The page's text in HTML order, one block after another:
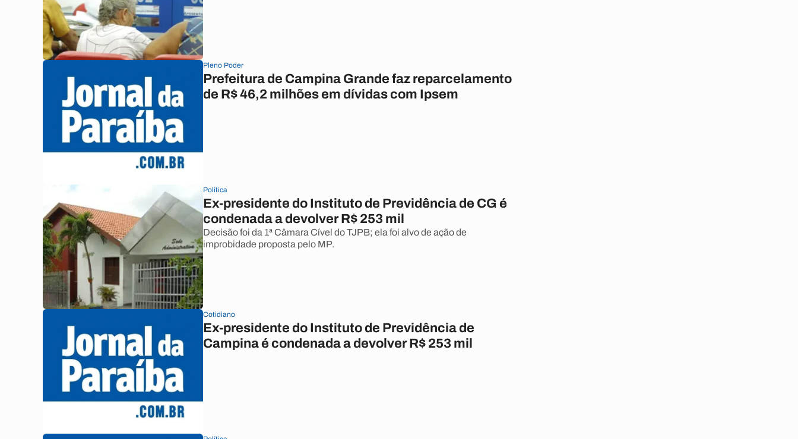
Pleno Poder
Prefeitura de Campina Grande faz reparcelamento
de R$ 46,2 milhões em dívidas com Ipsem
Política
Ex-presidente do Instituto de Previdência de CG é
condenada a devolver R$ 253 mil
Decisão foi da 1ª Câmara Cível do TJPB; ela foi alvo de ação de
improbidade proposta pelo MP.
Cotidiano
Ex-presidente do Instituto de Previdência de
Campina é condenada a devolver R$ 253 mil